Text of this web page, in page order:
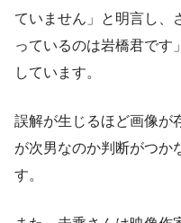
ていません」と明言し、
っているのは岩橋君です
しています。
誤解が生じるほど画像が
が次男なのか判断がつか
す。